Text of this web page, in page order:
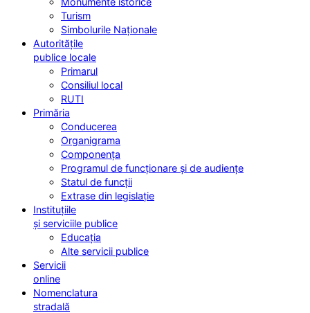
Turism
Simbolurile Naționale
Autoritățile
publice locale
Primarul
Consiliul local
RUTI
Primăria
Conducerea
Organigrama
Componența
Programul de funcționare și de audiențe
Statul de funcții
Extrase din legislație
Instituțiile
și serviciile publice
Educația
Alte servicii publice
Servicii
online
Nomenclatura
stradală